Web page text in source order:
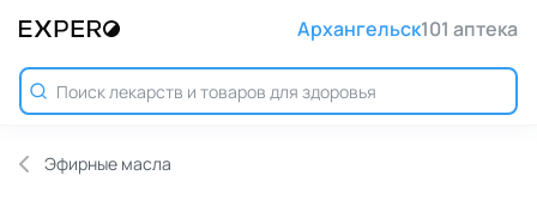
Архангельск101 аптека
Эфирные масла